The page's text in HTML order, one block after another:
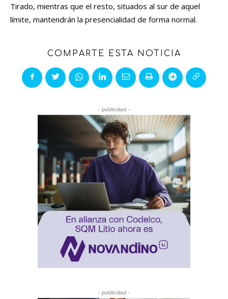
Tirado, mientras que el resto, situados al sur de aquel
límite, mantendrán la presencialidad de forma normal.
COMPARTE ESTA NOTICIA
- publicidad -
- publicidad -